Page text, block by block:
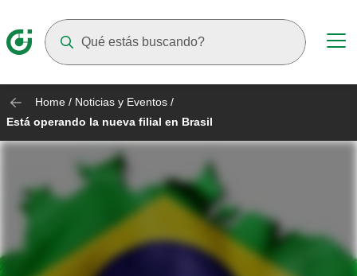
Home / Noticias y Eventos /
Está operando la nueva filial en Brasil